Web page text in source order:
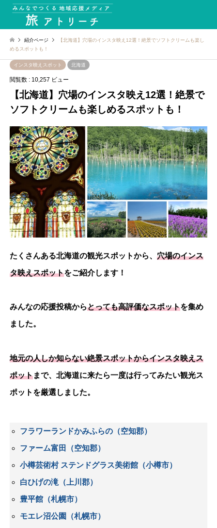
紹介ページ
【北海道】穴場のインスタ映え12選！絶景でソフトクリームも楽し
めるスポットも！
インスタ映えスポット 北海道
閲覧数 : 10,257 ビュー
【北海道】穴場のインスタ映え12選！絶景で
ソフトクリームも楽しめるスポットも！
たくさんある北海道の観光スポットから、 穴場のインス
タ映えスポットをご紹介します！
みんなの応援投稿からとっても高評価なスポットを集め
ました。
地元の人しか知らない絶景スポットからインスタ映えス
ポットまで、北海道に来たら一度は行ってみたい観光ス
ポットを厳選しました。
フラワーランドかみふらの（空知郡）
ファーム富田（空知郡）
小樽芸術村 ステンドグラス美術館（小樽市）
白ひげの滝（上川郡）
豊平館（札幌市）
モエレ沼公園（札幌市）